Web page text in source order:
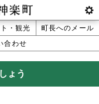
btnS
ettin
・観光
町長へのメール
合わせ
ょう